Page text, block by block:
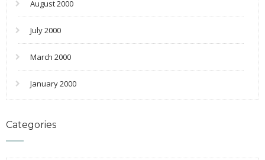
August 2000
July 2000
March 2000
January 2000
Categories